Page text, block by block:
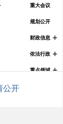
重大会议
规划公开
财政信息 +
依法行政 +
重点领域信息公开
+
公开